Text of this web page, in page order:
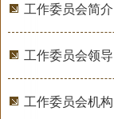
工作委员会简介
工作委员会领导
工作委员会机构